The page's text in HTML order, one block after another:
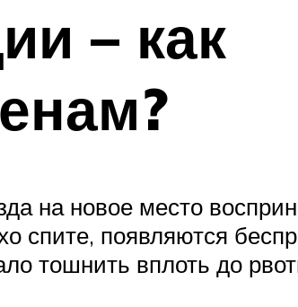
– как
на новое место
спите, появляются
тошнить вплоть до